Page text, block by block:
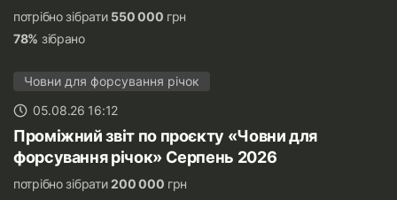
потрібно зібрати 550 000 грн
78% зібрано
Човни для форсування річок
05.08.26 16:12
Проміжний звіт по проєкту «Човни для
форсування річок» Серпень 2026
потрібно зібрати200 000 грн